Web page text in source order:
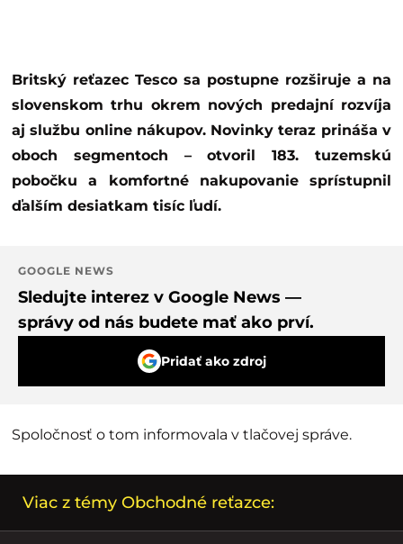
Britský reťazec Tesco sa postupne rozširuje a na
slovenskom trhu okrem nových predajní rozvíja
aj službu online nákupov. Novinky teraz prináša v
oboch segmentoch – otvoril 183. tuzemskú
pobočku a komfortné nakupovanie sprístupnil
ďalším desiatkam tisíc ľudí.
GOOGLE NEWS
Sledujte interez v Google News —
správy od nás budete mať ako prví.
Pridať ako zdroj
Spoločnosť o tom informovala v tlačovej správe.
Viac z témy Obchodné reťazce: